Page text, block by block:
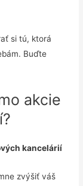
si tú, ktorá
Buďte
akcie
kancelárií
zvýšiť váš